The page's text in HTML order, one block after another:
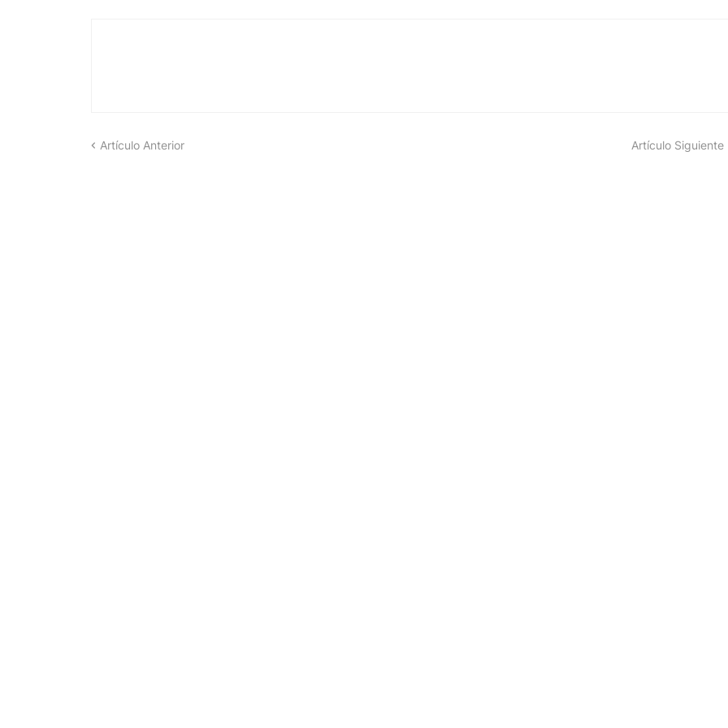
Artículo Anterior Artículo Siguiente